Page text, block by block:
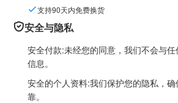
支持90天内免费换货
安全与隐私
安全付款:未经您的同意，我们不会与
信息。
安全的个人资料:我们保护您的隐私，
靠。